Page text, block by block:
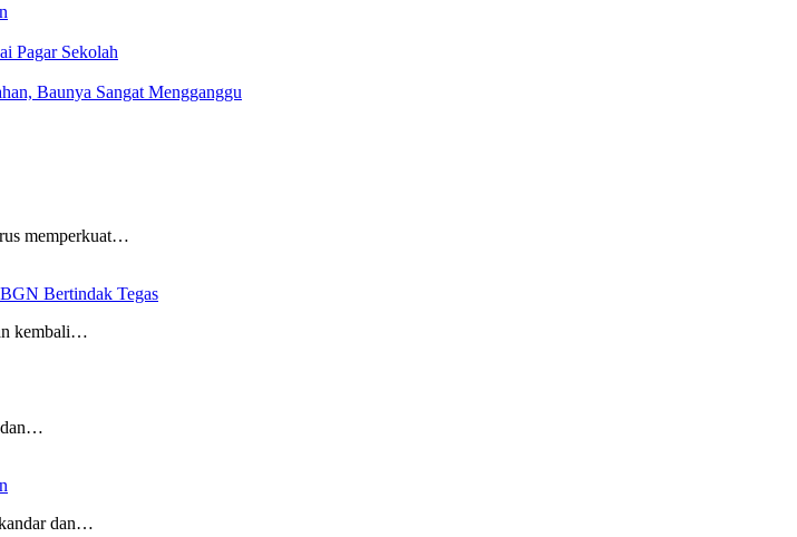
Pagar Sekolah
Baunya Sangat Mengganggu
memperkuat…
Bertindak Tegas
kembali…
dan…
dan…